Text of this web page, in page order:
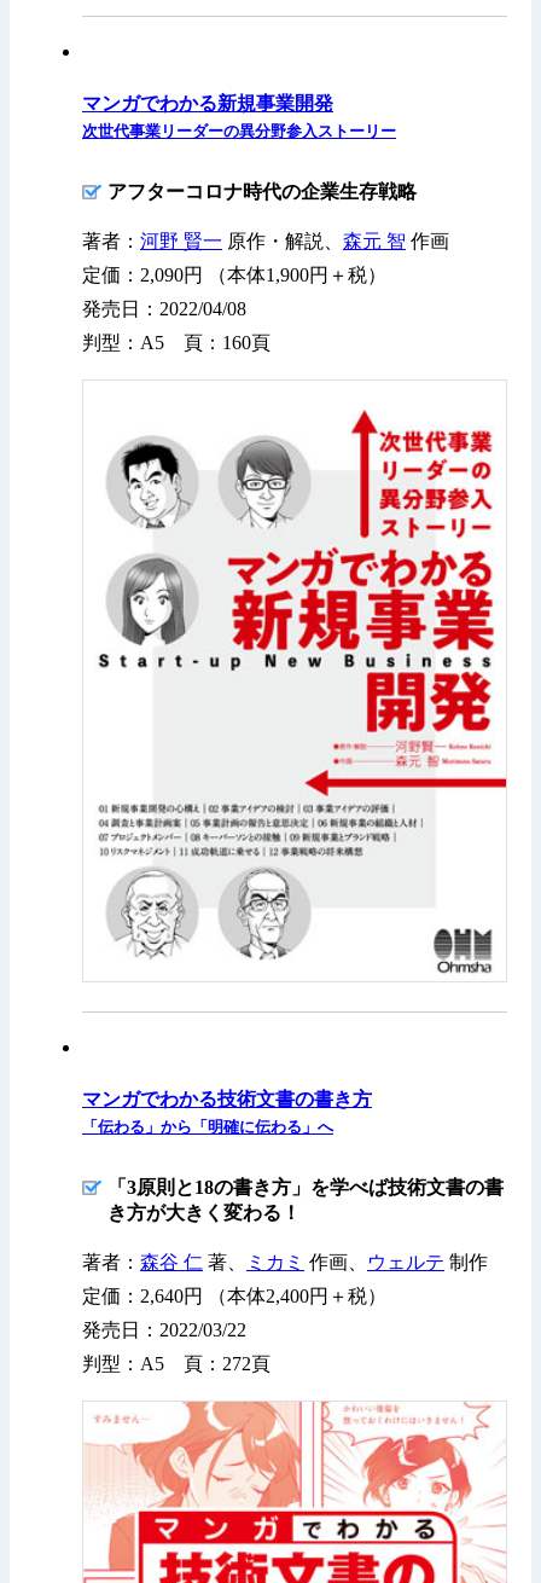
マンガでわかる新規事業開発
次世代事業リーダーの異分野参入ストーリー
アフターコロナ時代の企業生存戦略
著者： 河野 賢一 原作・解説、 森元 智 作画
定価：2,090円 （本体1,900円＋税）
発売日：2022/04/08
判型：A5 頁：160頁
マンガでわかる技術文書の書き方
「伝わる」から「明確に伝わる」へ
「3原則と18の書き方」を学べば技術文書の書
き方が大きく変わる！
著者： 森谷 仁 著、 ミカミ 作画、 ウェルテ 制作
定価：2,640円 （本体2,400円＋税）
発売日：2022/03/22
判型：A5 頁：272頁